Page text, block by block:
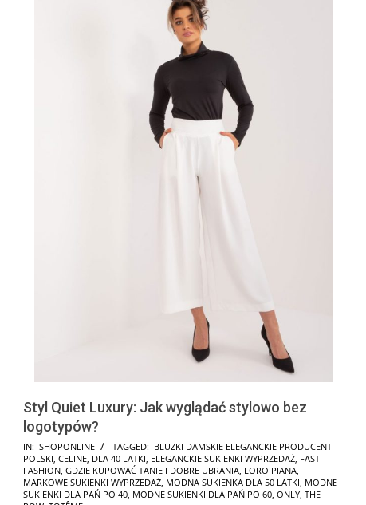
Styl Quiet Luxury: Jak wyglądać stylowo bez
logotypów?
2026-
02-
24
IN: SHOPONLINE TAGGED: BLUZKI DAMSKIE ELEGANCKIE PRODUCENT
POLSKI, CELINE, DLA 40 LATKI, ELEGANCKIE SUKIENKI WYPRZEDAŻ, FAST
FASHION, GDZIE KUPOWAĆ TANIE I DOBRE UBRANIA, LORO PIANA,
MARKOWE SUKIENKI WYPRZEDAŻ, MODNA SUKIENKA DLA 50 LATKI, MODNE
SUKIENKI DLA PAŃ PO 40, MODNE SUKIENKI DLA PAŃ PO 60, ONLY, THE